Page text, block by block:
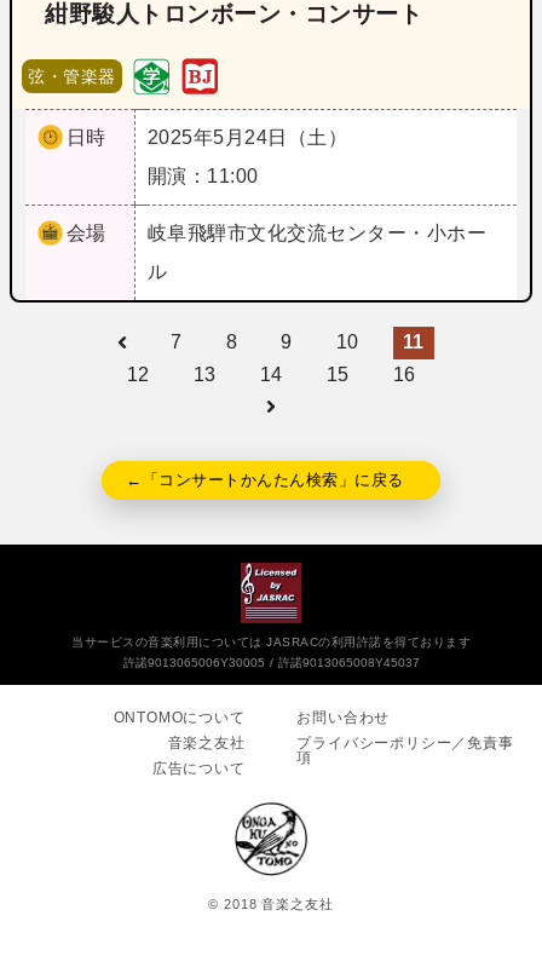
紺野駿人トロンボーン・コンサート
弦・管楽器
日時
2025年5月24日（土）
開演：11:00
会場 岐阜飛騨市文化交流センター・小ホー
ル
7 8 9 10
11
12
13 14 15 16
←「コンサートかんたん検索」に戻る
当サービスの音楽利用については JASRACの利用許諾を得ております
許諾9013065006Y30005
許諾9013065008Y45037
ONTOMOについて
音楽之友社
広告について
お問い合わせ
プライバシーポリシー／免責事
項
© 2018 音楽之友社